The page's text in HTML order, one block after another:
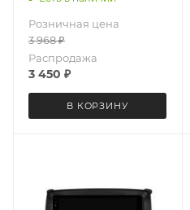
Розничная цена
3 968₽
Распродажа
3 450 ₽
В КОРЗИНУ